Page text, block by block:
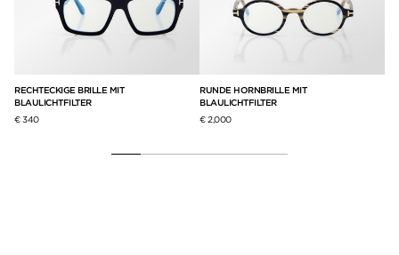
RECHTECKIGE BRILLE MIT
BLAULICHTFILTER
€ 340
RUNDE HORNBRILLE MIT
BLAULICHTFILTER
€ 2,000